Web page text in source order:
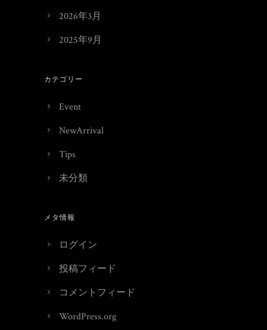
2026年3月
2025年9月
カテゴリー
Event
NewArrival
Tips
未分類
メタ情報
ログイン
投稿フィード
コメントフィード
WordPress.org